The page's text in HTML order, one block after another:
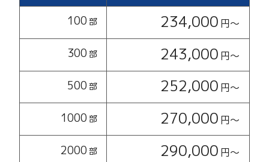
100 部 234,000 円〜
300 部 243,000 円〜
500 部 252,000 円〜
1000 部 270,000 円〜
2000 部 290,000 円〜